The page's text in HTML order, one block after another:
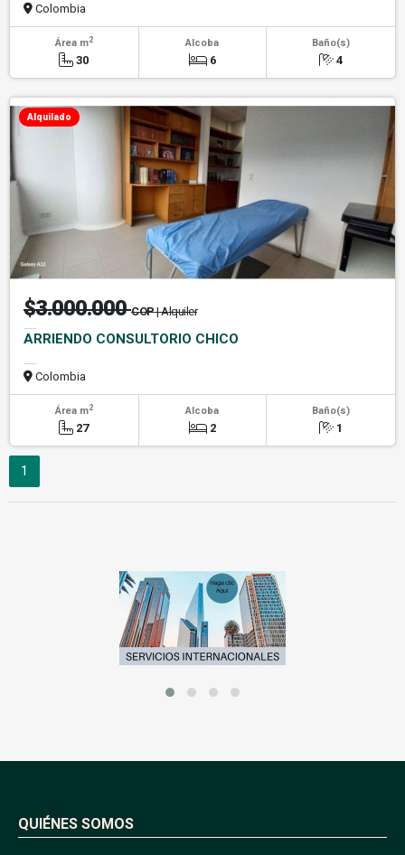
Colombia
Área m2
30
Alcoba
6
Baño(s)
4
Alquilado
$3.000.000COP| Alquiler
ARRIENDO CONSULTORIO CHICO
Colombia
Área m2
27
Alcoba
2
Baño(s)
1
1
QUIÉNES SOMOS